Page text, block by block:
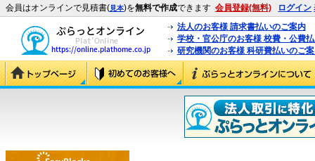
会員はオンラインで見積書(見本)を無料で作成できます 会員登録(無料) ログイン
法人のお客様 請求書払いのご案内
学校・官公庁のお客様 校費・公費
研究機関のお客様 科研費払いのご